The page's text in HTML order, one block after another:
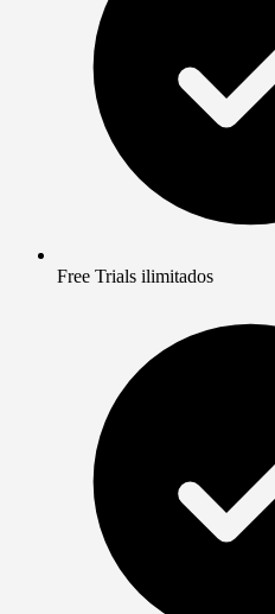
Free Trials ilimitados